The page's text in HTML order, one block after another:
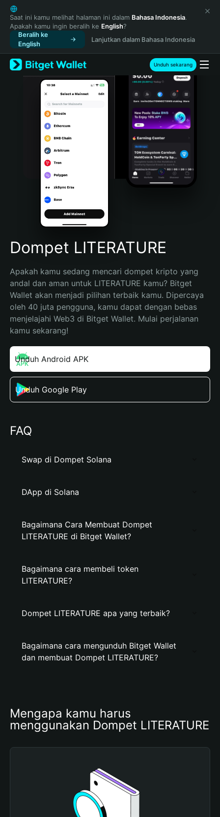
English
日本語
Tiếng Việt
Русский
Español (Latinoamérica)
Türkçe
Italiano
Português (Portugal)
Bahasa Indonesia
Português (Brasil)
Español (Argentina)
Saat ini kamu melihat halaman ini dalam Bahasa Indonesia.
Apakah kamu ingin beralih ke English?
Beralih ke
English
Lanjutkan dalam Bahasa Indonesia
Unduh sekarang
Dompet LITERATURE
Apakah kamu sedang mencari dompet kripto yang
andal dan aman untuk LITERATURE kamu? Bitget
Wallet akan menjadi pilihan terbaik kamu. Dipercaya
oleh 40 juta pengguna, kamu dapat dengan bebas
menjelajahi Web3 di Bitget Wallet. Mulai perjalanan
kamu sekarang!
Unduh Android APK
Unduh Google Play
FAQ
Swap di Dompet Solana
DApp di Solana
Bagaimana Cara Membuat Dompet
LITERATURE di Bitget Wallet?
Bagaimana cara membeli token
LITERATURE?
Dompet LITERATURE apa yang terbaik?
Bagaimana cara mengunduh Bitget Wallet
dan membuat Dompet LITERATURE?
Mengapa kamu harus
menggunakan Dompet LITERATURE